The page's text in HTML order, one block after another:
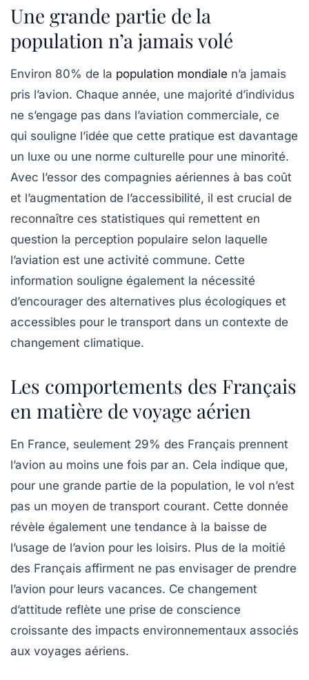
Une grande partie de la
population n’a jamais volé
Environ 80% de la population mondiale n’a jamais
pris l’avion. Chaque année, une majorité d’individus
ne s’engage pas dans l’aviation commerciale, ce
qui souligne l’idée que cette pratique est davantage
un luxe ou une norme culturelle pour une minorité.
Avec l’essor des compagnies aériennes à bas coût
et l’augmentation de l’accessibilité, il est crucial de
reconnaître ces statistiques qui remettent en
question la perception populaire selon laquelle
l’aviation est une activité commune. Cette
information souligne également la nécessité
d’encourager des alternatives plus écologiques et
accessibles pour le transport dans un contexte de
changement climatique.
Les comportements des Français
en matière de voyage aérien
En France, seulement 29% des Français prennent
l’avion au moins une fois par an. Cela indique que,
pour une grande partie de la population, le vol n’est
pas un moyen de transport courant. Cette donnée
révèle également une tendance à la baisse de
l’usage de l’avion pour les loisirs. Plus de la moitié
des Français affirment ne pas envisager de prendre
l’avion pour leurs vacances. Ce changement
d’attitude reflète une prise de conscience
croissante des impacts environnementaux associés
aux voyages aériens.